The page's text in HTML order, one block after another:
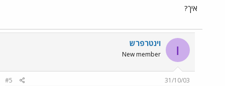
איך?
ו וינטרפרש
New member
31/10/03
#5